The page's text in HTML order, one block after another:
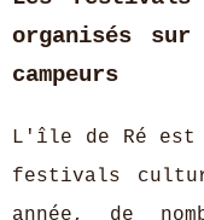
organisés
campeurs
L'île de Ré est
festivals
année, de